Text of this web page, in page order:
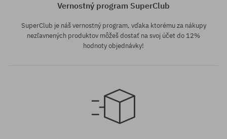
Vernostný program SuperClub
SuperClub je náš vernostný program, vďaka ktorému za nákupy
nezľavnených produktov môžeš dostať na svoj účet do 12%
hodnoty objednávky!